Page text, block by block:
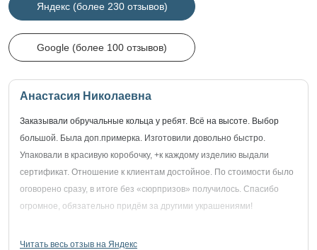
Яндекс (более 230 отзывов)
Google (более 100 отзывов)
Анастасия Николаевна
Заказывали обручальные кольца у ребят. Всё на высоте. Выбор
большой. Была доп.примерка. Изготовили довольно быстро.
Упаковали в красивую коробочку, +к каждому изделию выдали
сертификат. Отношение к клиентам достойное. По стоимости было
оговорено сразу, в итоге без «сюрпризов» получилось. Спасибо
огромное, обязательно придём за другими украшениями!
Читать весь отзыв на Яндекс